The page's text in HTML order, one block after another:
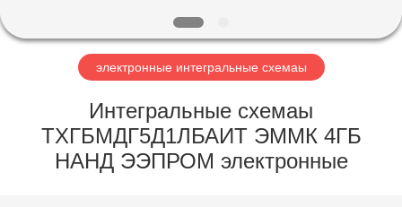
О
НАС
ЭКСКУРСИЯ
ЗАВОДУ
электронные интегральные схемаы
Интегральные схемаы
ТХГБМДГ5Д1ЛБАИТ ЭММК 4ГБ
НАНД ЭЭПРОМ электронные